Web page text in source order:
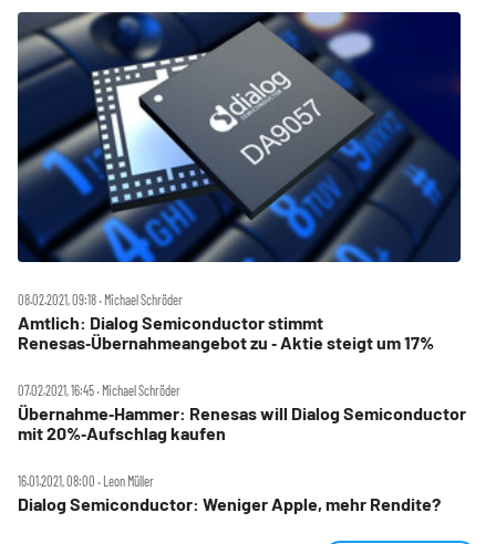
08.02.2021, 09:18 ‧ Michael Schröder
Amtlich: Dialog Semiconductor stimmt
Renesas‑Übernahmeangebot zu ‑ Aktie steigt um 17%
07.02.2021, 16:45 ‧ Michael Schröder
Übernahme‑Hammer: Renesas will Dialog Semiconductor
mit 20%‑Aufschlag kaufen
16.01.2021, 08:00 ‧ Leon Müller
Dialog Semiconductor: Weniger Apple, mehr Rendite?